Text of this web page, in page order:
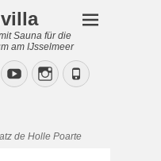
Sauna für die
am IJsselmeer
YouTubeInstagram
Phone
de Holle Poarte